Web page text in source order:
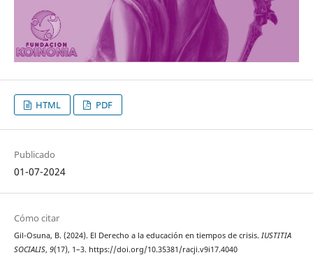
HTML PDF
Publicado
01-07-2024
Cómo citar
Gil-Osuna, B. (2024). El Derecho a la educación en tiempos de crisis. IUSTITIA
SOCIALIS, 9(17), 1–3. https://doi.org/10.35381/racji.v9i17.4040